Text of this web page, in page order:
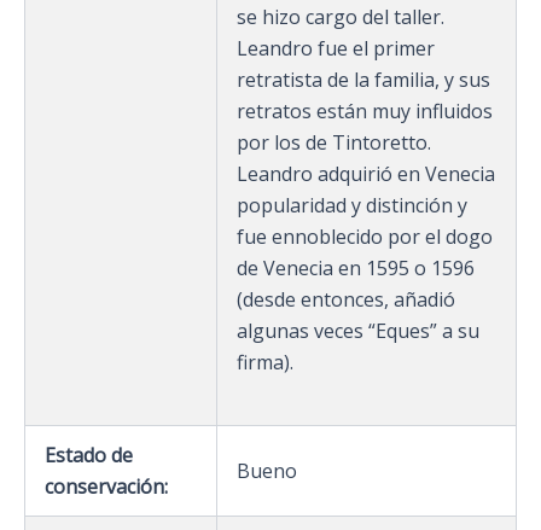
se hizo cargo del taller.
Leandro fue el primer
retratista de la familia, y sus
retratos están muy influidos
por los de Tintoretto.
Leandro adquirió en Venecia
popularidad y distinción y
fue ennoblecido por el dogo
de Venecia en 1595 o 1596
(desde entonces, añadió
algunas veces “Eques” a su
firma).
Estado de
conservación:
Bueno